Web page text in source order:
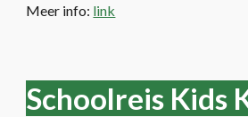
Meer info: link
Schoolreis Kids